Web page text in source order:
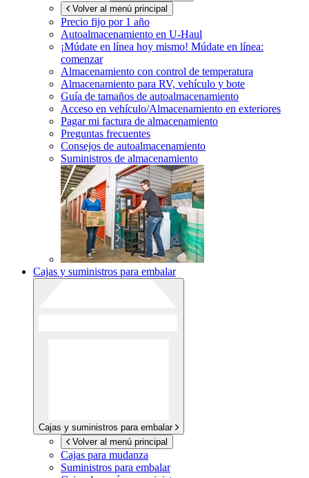
Volver al menú principal
Precio fijo por 1 año
Autoalmacenamiento en U-Haul
¡Múdate en línea hoy mismo! Múdate en línea:
comenzar
Almacenamiento con control de temperatura
Almacenamiento para RV, vehículo y bote
Guía de tamaños de autoalmacenamiento
Acceso en vehículo/Almacenamiento en exteriores
Pagar mi factura de almacenamiento
Preguntas frecuentes
Consejos de autoalmacenamiento
Suministros de almacenamiento
Cajas y suministros para embalar
Cajas y suministros para embalar
Volver al menú principal
Cajas para mudanza
Suministros para embalar